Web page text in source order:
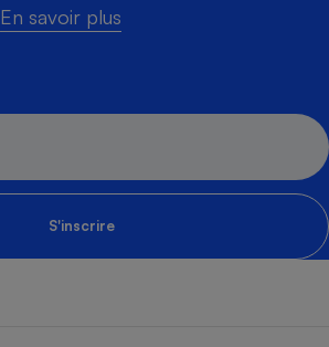
En savoir plus
S'inscrire